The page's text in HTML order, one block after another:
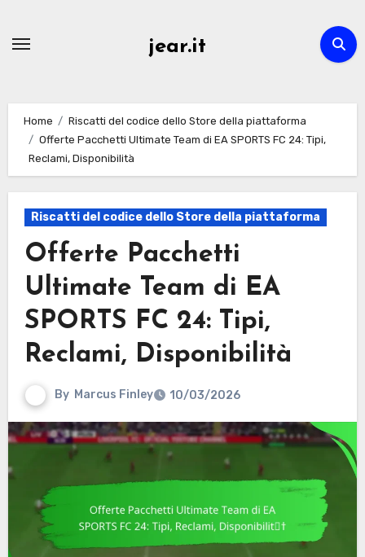
jear.it
Home
Riscatti del codice dello Store della piattaforma
Offerte Pacchetti Ultimate Team di EA SPORTS FC 24: Tipi,
Reclami, Disponibilità
Riscatti del codice dello Store della piattaforma
Offerte Pacchetti
Ultimate Team di EA
SPORTS FC 24: Tipi,
Reclami, Disponibilità
By Marcus Finley 10/03/2026